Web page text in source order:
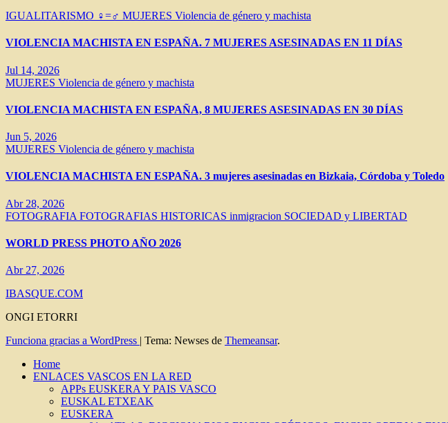
IGUALITARISMO ♀=♂ MUJERES Violencia de género y machista
VIOLENCIA MACHISTA EN ESPAÑA. 7 MUJERES ASESINADAS EN 11 DÍAS
Jul 14, 2026
MUJERES Violencia de género y machista
VIOLENCIA MACHISTA EN ESPAÑA, 8 MUJERES ASESINADAS EN 30 DÍAS
Jun 5, 2026
MUJERES Violencia de género y machista
VIOLENCIA MACHISTA EN ESPAÑA. 3 mujeres asesinadas en Bizkaia, Córdoba y Toledo
Abr 28, 2026
FOTOGRAFIA FOTOGRAFIAS HISTORICAS inmigracion SOCIEDAD y LIBERTAD
WORLD PRESS PHOTO AÑO 2026
Abr 27, 2026
IBASQUE.COM
ONGI ETORRI
Funciona gracias a WordPress | Tema: Newses de Themeansar.
Home
ENLACES VASCOS EN LA RED
APPs EUSKERA Y PAIS VASCO
EUSKAL ETXEAK
EUSKERA